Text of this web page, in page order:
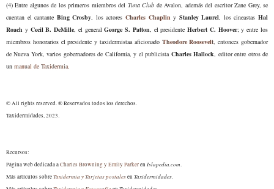
(4) Entre algunos de los primeros miembros del Tuna Club de Avalon, además del escritor Zane Grey, se
cuentan el cantante Bing Crosby, los actoresCharles Chapliny Stanley Laurel, los cineastasHal
Roach y Cecil B. DeMille, el generalGeorge S. Patton, el presidenteHerbert C. Hoover; y entre los
miembros honorarios el presidente y taxidermistaa aficionado Theodore Roosevelt, entonces gobernador
de Nueva York, varios gobernadores de California, y el publicista Charles Hallock, editor entre otros de
un manual de Taxidermia.
© All rights reserved. ® Reservados todos los derechos.
Taxidermidades, 2023.
Recursos:
Página web dedicada aCharles Browning y Emily Parkeren Islapedia.com.
Más artículos sobreTaxidermia y Tarjetas postalesen Taxidermidades.